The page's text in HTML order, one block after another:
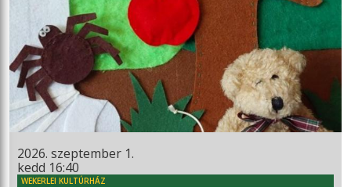
2026. szeptember 1.
kedd 16:40
WEKERLEI KULTÚRHÁZ